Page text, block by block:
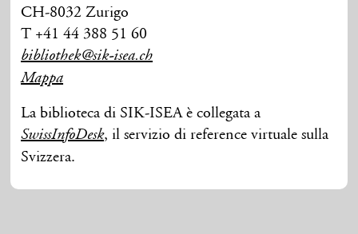
CH-8032 Zurigo
T +41 44 388 51 60
bibliothek@sik-isea.ch
Mappa
La biblioteca di SIK-ISEA è collegata a
SwissInfoDesk, il servizio di reference virtuale sulla
Svizzera.